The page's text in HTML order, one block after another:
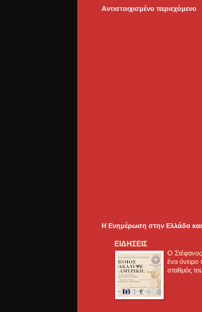
Αντιστοιχισμένο περιεχόμενο
Η Ενημέρωση στην Ελλάδα
ΕΙΔΗΣΕΙΣ
Ο Στέφανος
ένα όνειρο
σταθμός